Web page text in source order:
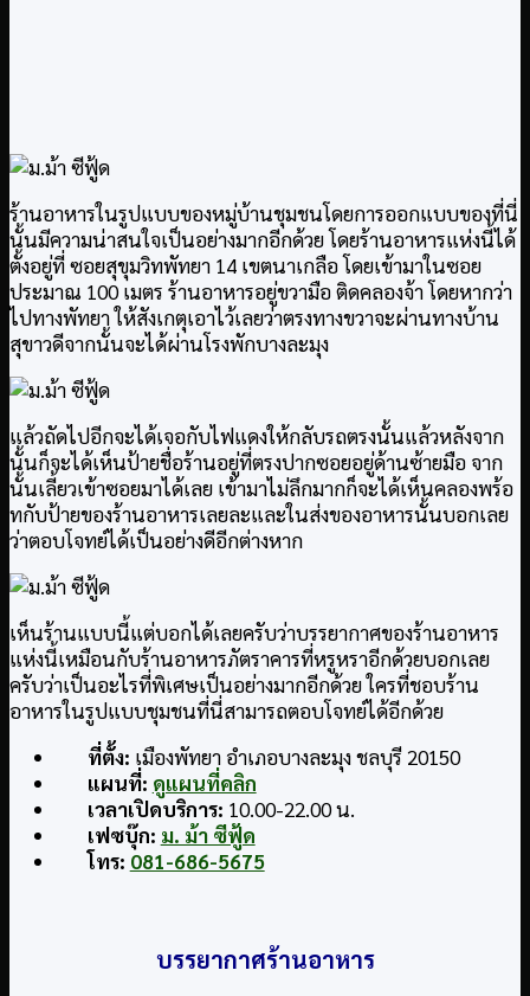
ร้านอาหารในรูปแบบของหมู่บ้านชุมชนโดยการออกแบบของที่นี่
นั้นมีความน่าสนใจเป็นอย่างมากอีกด้วย โดยร้านอาหารแห่งนี้ได้
ตั้งอยู่ที่ ซอยสุขุมวิทพัทยา 14 เขตนาเกลือ โดยเข้ามาในซอย
ประมาณ 100 เมตร ร้านอาหารอยู่ขวามือ ติดคลองจ้า โดยหากว่า
ไปทางพัทยา ให้สังเกตุเอาไว้เลยว่าตรงทางขวาจะผ่านทางบ้าน
สุขาวดีจากนั้นจะได้ผ่านโรงพักบางละมุง
แล้วถัดไปอีกจะได้เจอกับไฟแดงให้กลับรถตรงนั้นแล้วหลังจาก
นั้นก็จะได้เห็นป้ายชื่อร้านอยู่ที่ตรงปากซอยอยู่ด้านซ้ายมือ จาก
นั้นเลี้ยวเข้าซอยมาได้เลย เข้ามาไม่ลึกมากก็จะได้เห็นคลองพร้อ
ทกับป้ายของร้านอาหารเลยละและในส่งของอาหารนั้นบอกเลย
ว่าตอบโจทย์ได้เป็นอย่างดีอีกต่างหาก
เห็นร้านแบบนี้แต่บอกได้เลยครับว่าบรรยากาศของร้านอาหาร
แห่งนี้เหมือนกับร้านอาหารภัตราคารที่หรูหราอีกด้วยบอกเลย
ครับว่าเป็นอะไรที่พิเศษเป็นอย่างมากอีกด้วย ใครที่ชอบร้าน
อาหารในรูปแบบชุมชนที่นี่สามารถตอบโจทย์ได้อีกด้วย
ที่ตั้ง: เมืองพัทยา อำเภอบางละมุง ชลบุรี 20150
แผนที่: ดูแผนที่คลิก
เวลาเปิดบริการ: 10.00-22.00 น.
เฟซบุ๊ก: ม. ม้า ซีฟู้ด
โทร: 081-686-5675
บรรยากาศร้านอาหาร